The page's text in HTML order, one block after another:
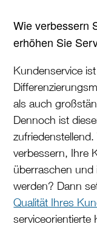
Wie verbessern
erhöhen Sie
Kundenservice
als auch
Dennoch ist
verbessern, Ihre
überraschen
werden? Dann
Qualität Ihres
serviceorientierte